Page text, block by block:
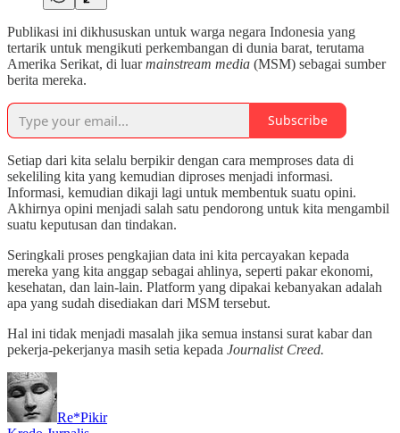
Publikasi ini dikhususkan untuk warga negara Indonesia yang
tertarik untuk mengikuti perkembangan di dunia barat, terutama
Amerika Serikat, di luarmainstream media (MSM) sebagai sumber
berita mereka.
Subscribe
Setiap dari kita selalu berpikir dengan cara memproses data di
sekeliling kita yang kemudian diproses menjadi informasi.
Informasi, kemudian dikaji lagi untuk membentuk suatu opini.
Akhirnya opini menjadi salah satu pendorong untuk kita mengambil
suatu keputusan dan tindakan.
Seringkali proses pengkajian data ini kita percayakan kepada
mereka yang kita anggap sebagai ahlinya, seperti pakar ekonomi,
kesehatan, dan lain-lain. Platform yang dipakai kebanyakan adalah
apa yang sudah disediakan dari MSM tersebut.
Hal ini tidak menjadi masalah jika semua instansi surat kabar dan
pekerja-pekerjanya masih setia kepada Journalist Creed.
Re*Pikir